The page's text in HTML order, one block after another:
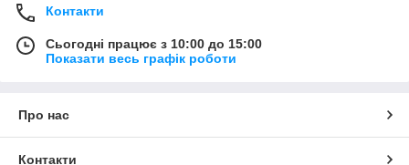
Контакти
Сьогодні працює з 10:00 до 15:00
Показати весь графік роботи
Про нас
Контакти